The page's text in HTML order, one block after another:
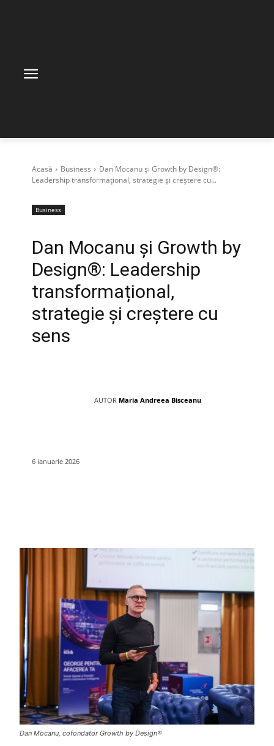
Acasă Business
Dan Mocanu și Growth by Design®:
Leadership transformațional, strategie și creștere cu...
Business
Dan Mocanu și Growth by
Design®: Leadership
transformațional,
strategie și creștere cu
sens
AUTOR Maria Andreea Bisceanu
6 ianuarie 2026
Dan Mocanu, cofondator Growth by Design®